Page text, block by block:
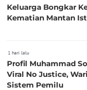
Keluarga Bongkar
Kematian Mantan
1 hari lalu
Profil Muhammad
Viral No Justice,
Sistem Pemilu